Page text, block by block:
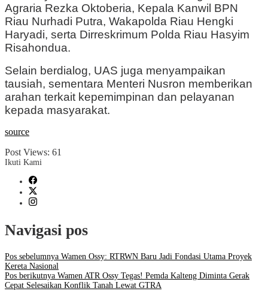
Agraria Rezka Oktoberia, Kepala Kanwil BPN
Riau Nurhadi Putra, Wakapolda Riau Hengki
Haryadi, serta Dirreskrimum Polda Riau Hasyim
Risahondua.
Selain berdialog, UAS juga menyampaikan
tausiah, sementara Menteri Nusron memberikan
arahan terkait kepemimpinan dan pelayanan
kepada masyarakat.
source
Post Views: 61
Ikuti Kami
Navigasi pos
Pos sebelumnya Wamen Ossy: RTRWN Baru Jadi Fondasi Utama Proyek
Kereta Nasional
Pos berikutnya Wamen ATR Ossy Tegas! Pemda Kalteng Diminta Gerak
Cepat Selesaikan Konflik Tanah Lewat GTRA